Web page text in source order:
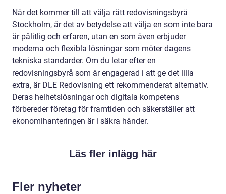
När det kommer till att välja rätt redovisningsbyrå
Stockholm, är det av betydelse att välja en som inte bara
är pålitlig och erfaren, utan en som även erbjuder
moderna och flexibla lösningar som möter dagens
tekniska standarder. Om du letar efter en
redovisningsbyrå som är engagerad i att ge det lilla
extra, är DLE Redovisning ett rekommenderat alternativ.
Deras helhetslösningar och digitala kompetens
förbereder företag för framtiden och säkerställer att
ekonomihanteringen är i säkra händer.
Läs fler inlägg här
Fler nyheter